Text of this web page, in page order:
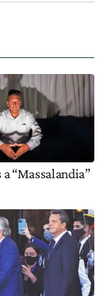
“Massalandia”